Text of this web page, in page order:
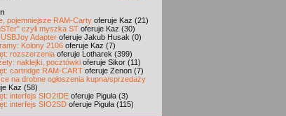
pojemniejsze RAM-Carty oferuje Kaz (21)
czyli myszka ST oferuje Kaz (30)
Adapter oferuje Jakub Husak (0)
Kolony 2106 oferuje Kaz (7)
rozszerzenia oferuje Lotharek (399)
naklejki, pocztówki oferuje Sikor (11)
cartridge RAM-CART oferuje Zenon (7)
na drobne ogłoszenia kupna/sprzedaży
Kaz (58)
interfejs SIO2IDE oferuje Piguła (3)
interfejs SIO2SD oferuje Piguła (115)